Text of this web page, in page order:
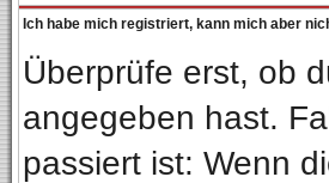
Ich habe mich registriert, kann mich aber
Überprüfe erst, ob
angegeben hast.
passiert ist: Wenn